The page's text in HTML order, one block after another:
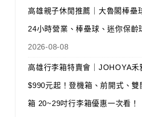
高雄親子休閒推薦｜大魯閣棒壘
24小時營業、棒壘球、迷你保齡
2026-08-08
高雄行李箱特賣會｜JOHOYA禾
$990元起！登機箱、前開式、雙
箱 20~29吋行李箱優惠一次看！